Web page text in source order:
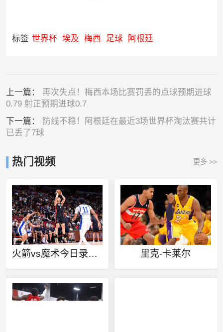
标签 世界杯 埃及 梅西 足球 阿根廷
上一篇： 再次失点！梅西本场比赛罚丢的点球预期进球
0.79 射正预期进球0.7
下一篇：
防线不稳！阿根廷在最近3场世界杯淘汰赛共计
已丢了7球
热门视频 更多 >>
火箭vs魔术今日录像回放 里克-卡莱尔